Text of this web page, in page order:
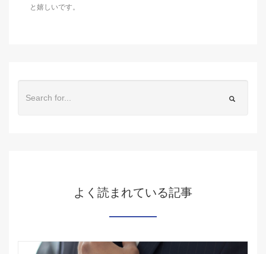
と嬉しいです。
よく読まれている記事